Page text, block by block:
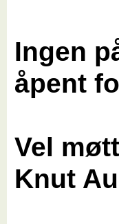
Ingen
åpent
Vel
Knut